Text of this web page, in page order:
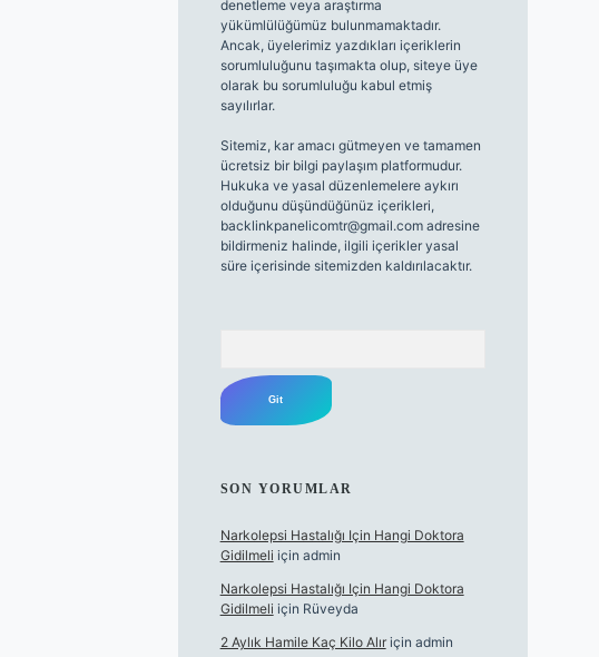
denetleme veya araştırma
yükümlülüğümüz bulunmamaktadır.
Ancak, üyelerimiz yazdıkları içeriklerin
sorumluluğunu taşımakta olup, siteye üye
olarak bu sorumluluğu kabul etmiş
sayılırlar.
Sitemiz, kar amacı gütmeyen ve tamamen
ücretsiz bir bilgi paylaşım platformudur.
Hukuka ve yasal düzenlemelere aykırı
olduğunu düşündüğünüz içerikleri,
backlinkpanelicomtr@gmail.comadresine
bildirmeniz halinde, ilgili içerikler yasal
süre içerisinde sitemizden kaldırılacaktır.
SON YORUMLAR
Narkolepsi Hastalığı Için Hangi Doktora
Gidilmeli için admin
Narkolepsi Hastalığı Için Hangi Doktora
Gidilmeli için Rüveyda
2 Aylık Hamile Kaç Kilo Alıriçin admin